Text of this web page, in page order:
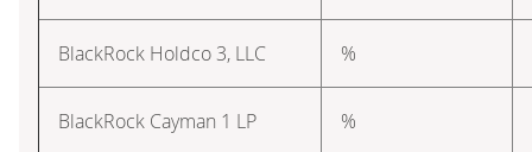
BlackRock Holdco 3, LLC %
BlackRock Cayman 1 LP %